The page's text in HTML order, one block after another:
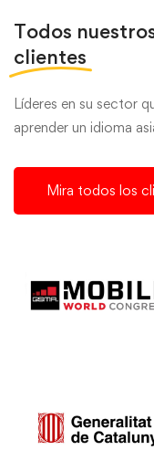
Todos
clientes
Líderes en su sector
aprender un idioma
Mira todos los